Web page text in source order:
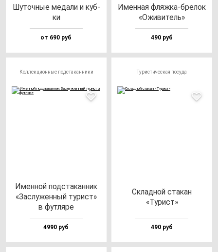
Шуточ­ные ме­да­ли и куб­
ки
от 690 руб
Имен­ная фляж­ка-бре­лок
«Ожи­ви­тель»
490 руб
Коллекционные подстаканники
Имен­ной под­ста­кан­ник
«Зас­лу­жен­ный ту­рист»
в фут­ля­ре
4990 руб
Туристическая посуда
Склад­ной ста­кан
«Турист»
490 руб